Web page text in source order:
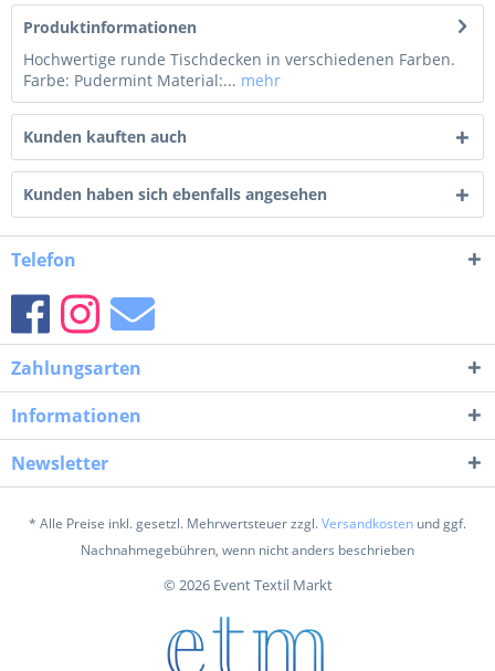
Produktinformationen
Hochwertige runde Tischdecken in verschiedenen Farben.
Farbe: Pudermint Material:... mehr
Kunden kauften auch
Kunden haben sich ebenfalls angesehen
Telefon
Zahlungsarten
Informationen
Newsletter
* Alle Preise inkl. gesetzl. Mehrwertsteuer zzgl.Versandkosten und ggf.
Nachnahmegebühren, wenn nicht anders beschrieben
© 2026 Event Textil Markt